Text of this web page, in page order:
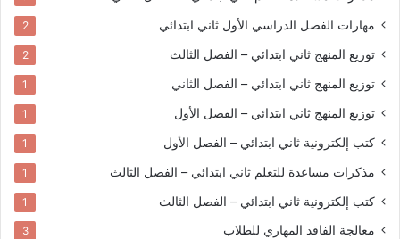
مهارات الفصل الدراسي الأول ثاني ابتدائي 2
توزيع المنهج ثاني ابتدائي – الفصل الثالث 2
توزيع المنهج ثاني ابتدائي – الفصل الثاني 1
توزيع المنهج ثاني ابتدائي – الفصل الأول 1
كتب إلكترونية ثاني ابتدائي – الفصل الأول 1
مذكرات مساعدة للتعلم ثاني ابتدائي – الفصل الثالث 1
كتب إلكترونية ثاني ابتدائي – الفصل الثالث 1
معالجة الفاقد المهاري للطلاب 3